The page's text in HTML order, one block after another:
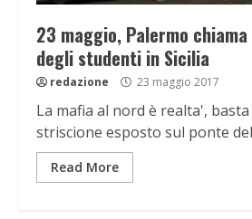
23 maggio, Palermo
degli studenti in Sicilia
redazione 23 maggio 2017
La mafia al nord è realta',
striscione esposto sul ponte
Read More